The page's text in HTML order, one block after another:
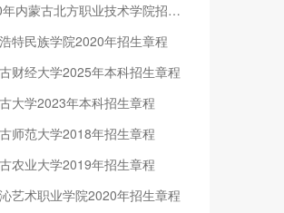
内蒙古北方职业技术学院招生章程
特民族学院2020年招生章程
财经大学2025年本科招生章程
大学2023年本科招生章程
师范大学2018年招生章程
农业大学2019年招生章程
艺术职业学院2020年招生章程